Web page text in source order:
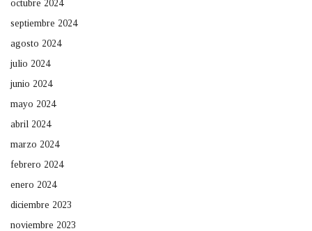
octubre 2024
septiembre 2024
agosto 2024
julio 2024
junio 2024
mayo 2024
abril 2024
marzo 2024
febrero 2024
enero 2024
diciembre 2023
noviembre 2023